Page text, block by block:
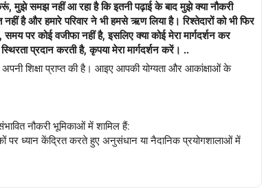
मुझे समझ नहीं आ रहा है कि इतनी पढ़ाई के बाद मुझे क्या नौकरी
नहीं है और हमारे परिवार ने भी हमसे ऋण लिया है। रिश्तेदारों को भी फिर
पर कोई वजीफा नहीं है, इसलिए क्या कोई मेरा मार्गदर्शन कर
प्रदान करती है, कृपया मेरा मार्गदर्शन करें। ..
शिक्षा प्राप्त की है। आइए आपकी योग्यता और आकांक्षाओं के
नौकरी भूमिकाओं में शामिल हैं:
ध्यान केंद्रित करते हुए अनुसंधान या नैदानिक ​​​​प्रयोगशालाओं में